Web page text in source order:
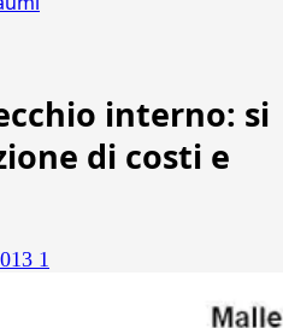
interno: si
di costi e
1